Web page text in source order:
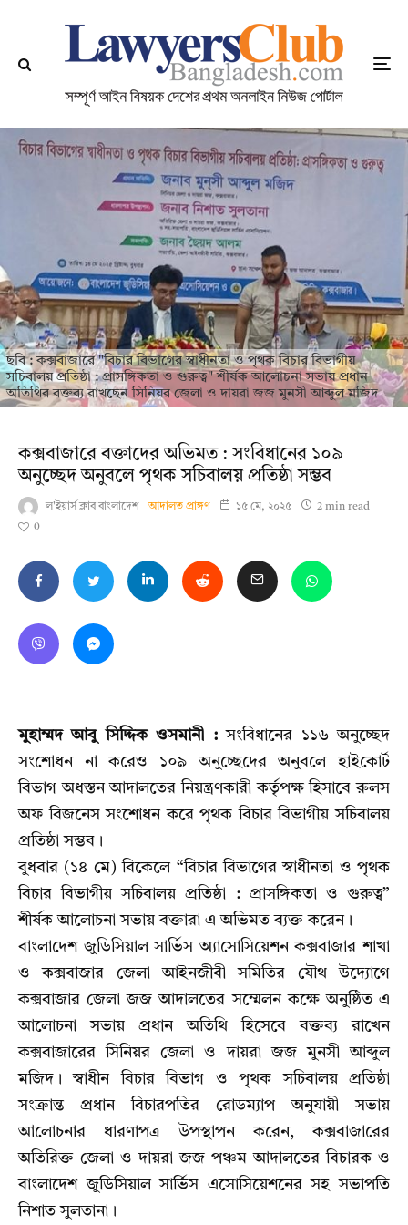
ছবি : কক্সবাজারে "বিচার বিভাগের স্বাধীনতা ও পৃথক বিচার বিভাগীয়
সচিবালয় প্রতিষ্ঠা : প্রাসঙ্গিকতা ও গুরুত্ব" শীর্ষক আলোচনা সভায় প্রধান
অতিথির বক্তব্য রাখছেন সিনিয়র জেলা ও দায়রা জজ মুনসী আব্দুল মজিদ
কক্সবাজারে বক্তাদের অভিমত : সংবিধানের ১০৯
অনুচ্ছেদ অনুবলে পৃথক সচিবালয় প্রতিষ্ঠা সম্ভব
ল'ইয়ার্স ক্লাব বাংলাদেশ আদালত প্রাঙ্গণ ১৫ মে, ২০২৫
2 min read
0
মুহাম্মদ আবু সিদ্দিক ওসমানী :সংবিধানের ১১৬ অনুচ্ছেদ
সংশোধন না করেও ১০৯ অনুচ্ছেদের অনুবলে হাইকোর্ট
বিভাগ অধস্তন আদালতের নিয়ন্ত্রণকারী কর্তৃপক্ষ হিসাবে রুলস
অফ বিজনেস সংশোধন করে পৃথক বিচার বিভাগীয় সচিবালয়
প্রতিষ্ঠা সম্ভব।
বুধবার (১৪ মে) বিকেলে “বিচার বিভাগের স্বাধীনতা ও পৃথক
বিচার বিভাগীয় সচিবালয় প্রতিষ্ঠা : প্রাসঙ্গিকতা ও গুরুত্ব”
শীর্ষক আলোচনা সভায় বক্তারা এ অভিমত ব্যক্ত করেন।
বাংলাদেশ জুডিসিয়াল সার্ভিস অ্যাসোসিয়েশন কক্সবাজার শাখা
ও কক্সবাজার জেলা আইনজীবী সমিতির যৌথ উদ্যোগে
কক্সবাজার জেলা জজ আদালতের সম্মেলন কক্ষে অনুষ্ঠিত এ
আলোচনা সভায় প্রধান অতিথি হিসেবে বক্তব্য রাখেন
কক্সবাজারের সিনিয়র জেলা ও দায়রা জজ মুনসী আব্দুল
মজিদ। স্বাধীন বিচার বিভাগ ও পৃথক সচিবালয় প্রতিষ্ঠা
সংক্রান্ত প্রধান বিচারপতির রোডম্যাপ অনুযায়ী সভায়
আলোচনার ধারণাপত্র উপস্থাপন করেন, কক্সবাজারের
অতিরিক্ত জেলা ও দায়রা জজ পঞ্চম আদালতের বিচারক ও
বাংলাদেশ জুডিসিয়াল সার্ভিস এসোসিয়েশনের সহ সভাপতি
নিশাত সুলতানা।